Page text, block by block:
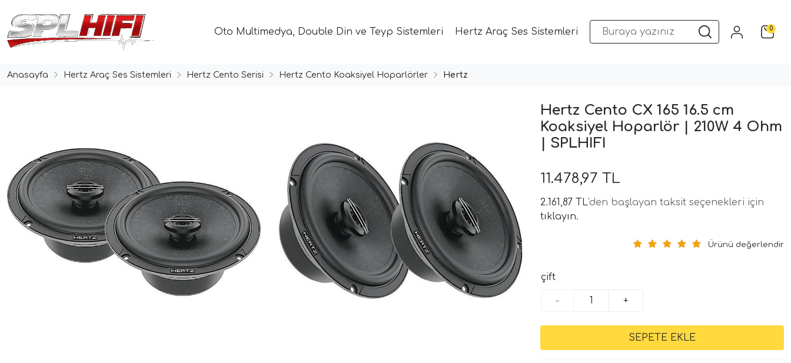
Oto Multimedya, Double Din ve Teyp Sistemleri Hertz Araç Ses Sistemleri Musway DSP ve Araç Ses Sistemleri 0
Anasayfa Hertz Araç Ses Sistemleri Hertz Cento Serisi Hertz Cento Koaksiyel Hoparlörler Hertz
Hertz Cento CX 165 16.5 cm
Koaksiyel Hoparlör | 210W 4 Ohm
| SPLHIFI
11.478,97 TL
2.161,87 TL'den başlayan taksit seçenekleri için
tıklayın.
Ürünü değerlendir
çift
- +